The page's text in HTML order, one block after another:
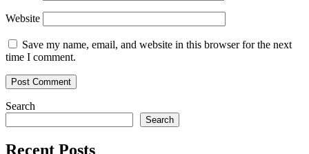
Website
Save my name, email, and website in this browser for the next
time I comment.
Search
Search
Recent Posts